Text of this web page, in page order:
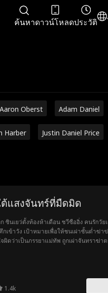
ค้นหาดาวน์โหลดประวัติ
Aaron Oberst Adam Daniel
Harber Justin Daniel Price
ต้แสงจันทร์ที่มืดมิด
ซินเยว่ตั้งท้องห้าเดือน ชวีซืออิ่ง คนรักวัย
กเข้าวัง เป้าหมายเพื่อให้ชนเผ่าชั้นต่ำฆ่า
ผิดว่าเป็นภรรยาแม่ทัพ ถูกเผ่าจันทราฆ่าต
กซินเยว่ เพื่อหลีกเลี่ยงความผิดเดิม ซินเย
สี1.4k